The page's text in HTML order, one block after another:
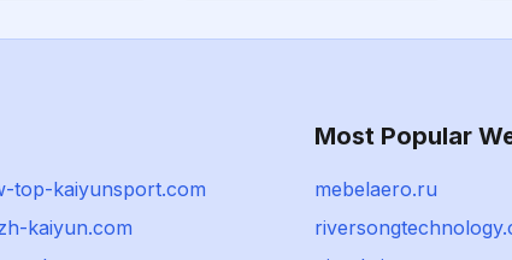
top-kaiyunsport.com
kaiyun.com
Most Popular
mebelaero.ru